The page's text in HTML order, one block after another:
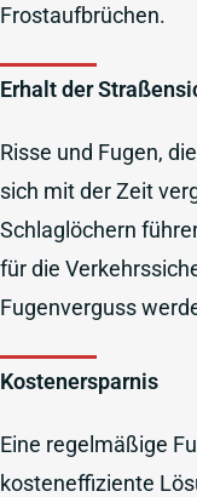
Frostaufbrüchen.
Erhalt der
Risse und Fugen,
sich mit der Zeit
Schlaglöchern
für die
Fugenverguss
Kostenersparnis
Eine regelmäßige
kosteneffiziente